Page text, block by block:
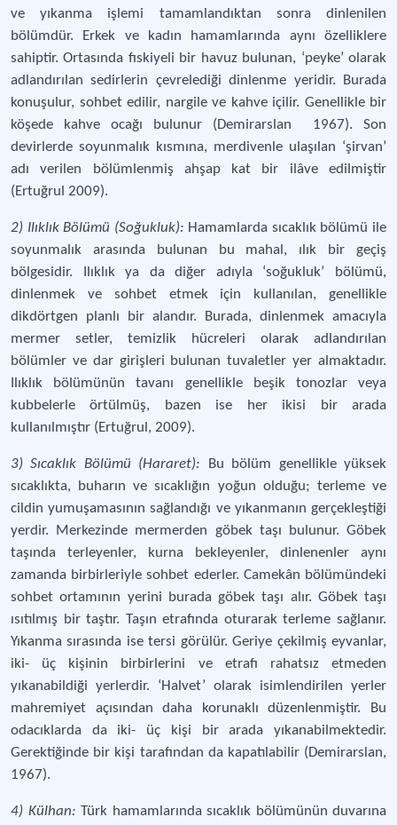
ve yıkanma işlemi tamamlandıktan sonra dinlenilen
bölümdür. Erkek ve kadın hamamlarında aynı özelliklere
sahiptir. Ortasında fıskiyeli bir havuz bulunan, ‘peyke’ olarak
adlandırılan sedirlerin çevrelediği dinlenme yeridir. Burada
konuşulur, sohbet edilir, nargile ve kahve içilir. Genellikle bir
köşede kahve ocağı bulunur (Demirarslan 1967). Son
devirlerde soyunmalık kısmına, merdivenle ulaşılan ‘şirvan’
adı verilen bölümlenmiş ahşap kat bir ilâve edilmiştir
(Ertuğrul 2009).
2) Ilıklık Bölümü (Soğukluk): Hamamlarda sıcaklık bölümü ile
soyunmalık arasında bulunan bu mahal, ılık bir geçiş
bölgesidir. Ilıklık ya da diğer adıyla ‘soğukluk’ bölümü,
dinlenmek ve sohbet etmek için kullanılan, genellikle
dikdörtgen planlı bir alandır. Burada, dinlenmek amacıyla
mermer setler, temizlik hücreleri olarak adlandırılan
bölümler ve dar girişleri bulunan tuvaletler yer almaktadır.
Ilıklık bölümünün tavanı genellikle beşik tonozlar veya
kubbelerle örtülmüş, bazen ise her ikisi bir arada
kullanılmıştır (Ertuğrul, 2009).
3) Sıcaklık Bölümü (Hararet): Bu bölüm genellikle yüksek
sıcaklıkta, buharın ve sıcaklığın yoğun olduğu; terleme ve
cildin yumuşamasının sağlandığı ve yıkanmanın gerçekleştiği
yerdir. Merkezinde mermerden göbek taşı bulunur. Göbek
taşında terleyenler, kurna bekleyenler, dinlenenler aynı
zamanda birbirleriyle sohbet ederler. Camekân bölümündeki
sohbet ortamının yerini burada göbek taşı alır. Göbek taşı
ısıtılmış bir taştır. Taşın etrafında oturarak terleme sağlanır.
Yıkanma sırasında ise tersi görülür. Geriye çekilmiş eyvanlar,
iki- üç kişinin birbirlerini ve etrafı rahatsız etmeden
yıkanabildiği yerlerdir. ‘Halvet’ olarak isimlendirilen yerler
mahremiyet açısından daha korunaklı düzenlenmiştir. Bu
odacıklarda da iki- üç kişi bir arada yıkanabilmektedir.
Gerektiğinde bir kişi tarafından da kapatılabilir (Demirarslan,
1967).
4) Külhan: Türk hamamlarında sıcaklık bölümünün duvarına